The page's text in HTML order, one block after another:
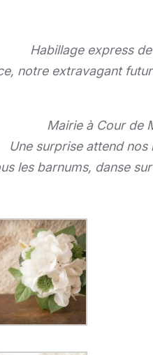
Habillage express
notre extravagant
Mairie à Cour de
Une surprise attend
les barnums, danse